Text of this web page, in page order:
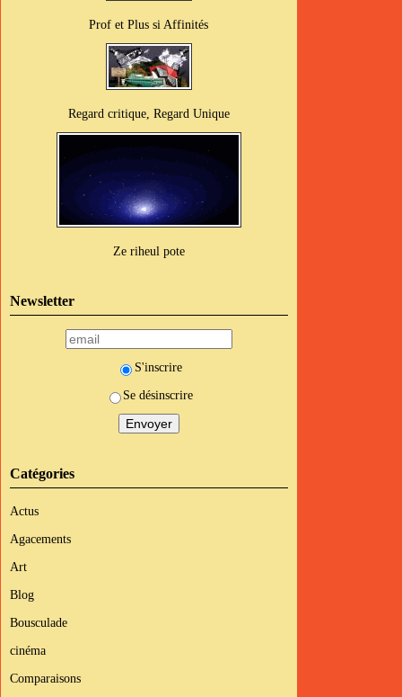
Prof et Plus si Affinités
Regard critique, Regard Unique
Ze riheul pote
Newsletter
S'inscrire
Se désinscrire
Catégories
Actus
Agacements
Art
Blog
Bousculade
cinéma
Comparaisons